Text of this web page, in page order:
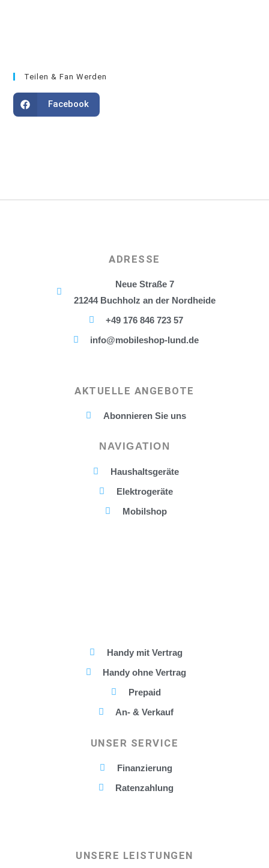
Teilen & Fan Werden
Facebook
ADRESSE
Neue Straße 7
21244 Buchholz an der Nordheide
+49 176 846 723 57
info@mobileshop-lund.de
AKTUELLE ANGEBOTE
Abonnieren Sie uns
NAVIGATION
Haushaltsgeräte
Elektrogeräte
Mobilshop
Handy mit Vertrag
Handy ohne Vertrag
Prepaid
An- & Verkauf
UNSER SERVICE
Finanzierung
Ratenzahlung
UNSERE LEISTUNGEN